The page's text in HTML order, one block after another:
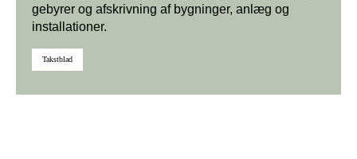
gebyrer og afskrivning af bygninger, anlæg og
installationer.
Takstblad